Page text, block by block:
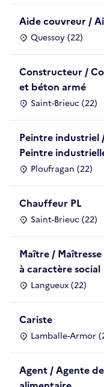
Aide couvreur /
Quessoy (22)
Constructeur /
et béton armé
Saint-Brieuc (22)
Peintre industriel
Peintre
Ploufragan (22)
Chauffeur PL
Saint-Brieuc (22)
Maître /
à caractère social
Langueux (22)
Cariste
Lamballe-Armor
Agent / Agente